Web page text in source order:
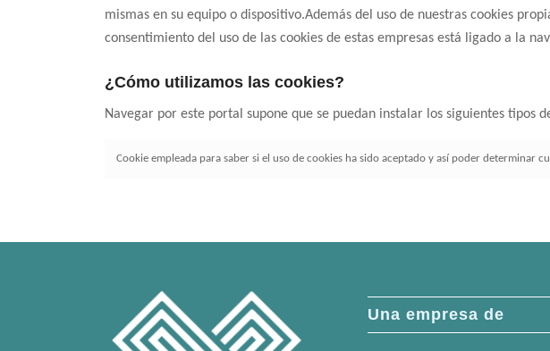
mismas en su equipo o dispositivo.Además del uso de nuestras cookies
consentimiento del uso de las cookies de estas empresas está ligado a la
¿Cómo utilizamos las cookies?
Navegar por este portal supone que se puedan instalar los siguientes tipos
Cookie empleada para saber si el uso de cookies ha sido aceptado y así poder determinar
Una empresa de